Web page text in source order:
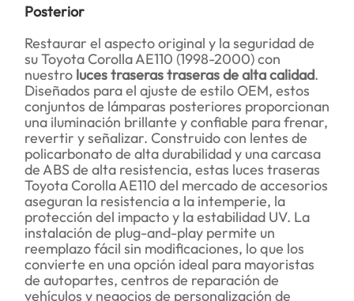
Posterior
Restaurar el aspecto original y la seguridad de
su Toyota Corolla AE110 (1998-2000) con
nuestro luces traseras traseras de alta calidad.
Diseñados para el ajuste de estilo OEM, estos
conjuntos de lámparas posteriores proporcionan
una iluminación brillante y confiable para frenar,
revertir y señalizar. Construido con lentes de
policarbonato de alta durabilidad y una carcasa
de ABS de alta resistencia, estas luces traseras
Toyota Corolla AE110 del mercado de accesorios
aseguran la resistencia a la intemperie, la
protección del impacto y la estabilidad UV. La
instalación de plug-and-play permite un
reemplazo fácil sin modificaciones, lo que los
convierte en una opción ideal para mayoristas
de autopartes, centros de reparación de
vehículos y negocios de personalización de